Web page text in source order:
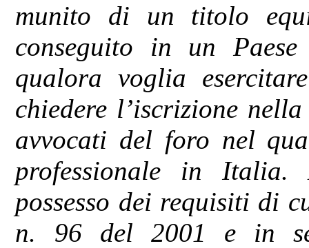
munito di un titolo
conseguito in un Paese
qualora voglia
chiedere l’iscrizione
avvocati del foro nel
professionale in Italia.
possesso dei requisiti di
n. 96 del 2001 e in